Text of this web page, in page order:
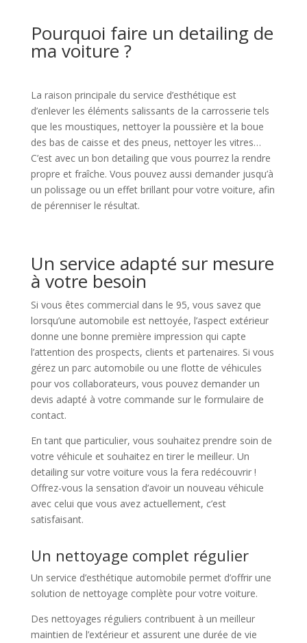
Pourquoi faire un detailing de
ma voiture ?
La raison principale du service d’esthétique est
d’enlever les éléments salissants de la carrosserie tels
que les moustiques, nettoyer la poussière et la boue
des bas de caisse et des pneus, nettoyer les vitres…
C’est avec un bon detailing que vous pourrez la rendre
propre et fraîche. Vous pouvez aussi demander jusqu’à
un polissage ou un effet brillant pour votre voiture, afin
de pérenniser le résultat.
Un service adapté sur mesure
à votre besoin
Si vous êtes commercial dans le 95, vous savez que
lorsqu’une automobile est nettoyée, l’aspect extérieur
donne une bonne première impression qui capte
l’attention des prospects, clients et partenaires. Si vous
gérez un parc automobile ou une flotte de véhicules
pour vos collaborateurs, vous pouvez demander un
devis adapté à votre commande sur le formulaire de
contact.
En tant que particulier, vous souhaitez prendre soin de
votre véhicule et souhaitez en tirer le meilleur. Un
detailing sur votre voiture vous la fera redécouvrir !
Offrez-vous la sensation d’avoir un nouveau véhicule
avec celui que vous avez actuellement, c’est
satisfaisant.
Un nettoyage complet régulier
Un service d’esthétique automobile permet d’offrir une
solution de nettoyage complète pour votre voiture.
Des nettoyages réguliers contribuent à un meilleur
maintien de l’extérieur et assurent une durée de vie